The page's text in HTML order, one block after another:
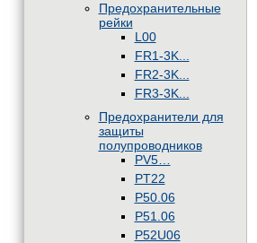
Предохранительные
рейки
L00
FR1-3K...
FR2-3K...
FR3-3K...
Предохранители для
защиты
полупроводников
PV5…
PT22
P50.06
P51.06
P52U06